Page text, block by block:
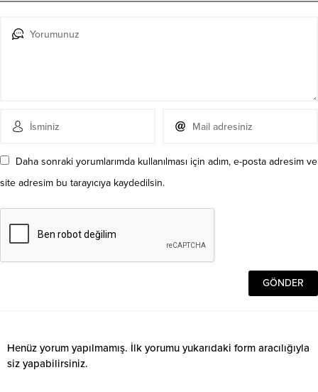
Daha sonraki yorumlarımda kullanılması için adım, e-posta adresim ve
site adresim bu tarayıcıya kaydedilsin.
Henüz yorum yapılmamış. İlk yorumu yukarıdaki form aracılığıyla
siz yapabilirsiniz.